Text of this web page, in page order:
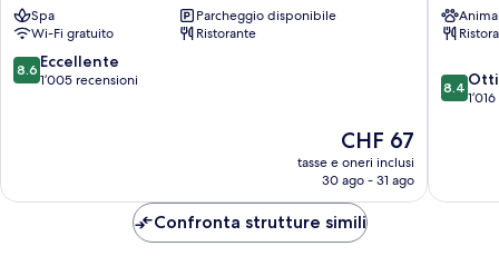
Centro
della
città
Spa
Parcheggio disponibile
Wi-Fi gratuito
Ristorante
8.6
su
8.6 Eccellente
1’005 recensioni
Il
prezzo
attuale
CHF 67
CHF 67
tasse e oneri inclusi
30 ago - 31 ago
Central
Centro
della
8.4
su
8.4
Confronta strutture simili